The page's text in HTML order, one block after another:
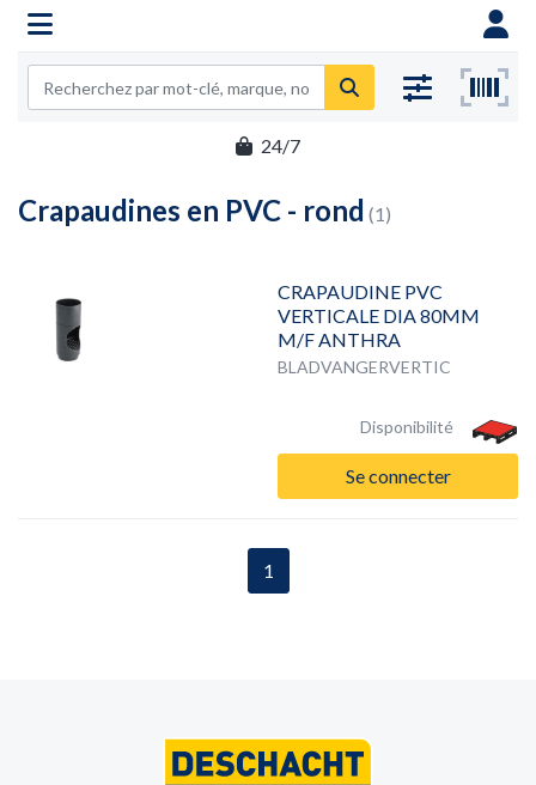
24/7
Crapaudines en PVC - rond (1)
CRAPAUDINE PVC
VERTICALE DIA 80MM
M/F ANTHRA
BLADVANGERVERTIC
Disponibilité
Se connecter
1